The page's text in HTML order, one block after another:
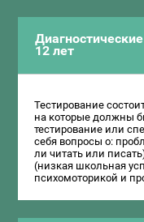
12 лет
Тестирование
на которые должны
тестирование или
себя вопросы о:
ли читать или
(низкая школьная
психомоторикой и